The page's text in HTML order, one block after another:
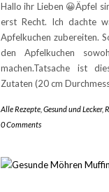
Hallo ihr Lieben 😀Äpfel
erst Recht. Ich dachte
Apfelkuchen zubereiten.
den Apfelkuchen
machen.Tatsache ist
Zutaten (20 cm
Alle Rezepte Gesund und Lecker,
0 Comments